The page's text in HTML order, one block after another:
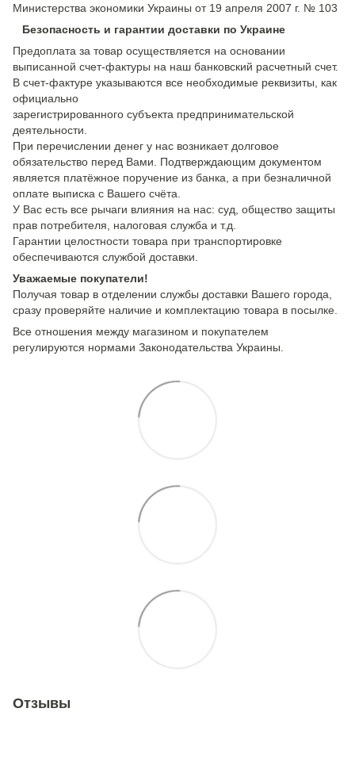
Министерства экономики Украины от 19 апреля 2007 г. № 103
Безопасность и гарантии доставки по Украине
Предоплата за товар осуществляется на основании
выписанной счет-фактуры на наш банковский расчетный счет.
В счет-фактуре указываются все необходимые реквизиты, как
официально
зарегистрированного субъекта предпринимательской
деятельности.
При перечислении денег у нас возникает долговое
обязательство перед Вами. Подтверждающим документом
является платёжное поручение из банка, а при безналичной
оплате выписка с Вашего счёта.
У Вас есть все рычаги влияния на нас: суд, общество защиты
прав потребителя, налоговая служба и т.д.
Гарантии целостности товара при транспортировке
обеспечиваются службой доставки.
Уважаемые покупатели!
Получая товар в отделении службы доставки Вашего города,
сразу проверяйте наличие и комплектацию товара в посылке.
Все отношения между магазином и покупателем
регулируются нормами Законодательства Украины.
Отзывы